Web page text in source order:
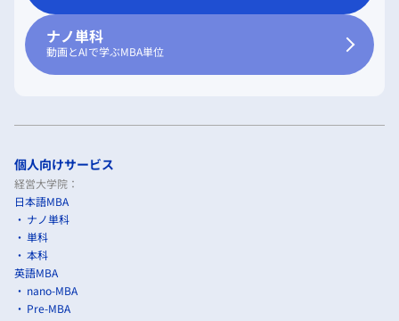
ナノ単科
動画とAIで学ぶMBA単位
個人向けサービス
経営大学院：
日本語MBA
ナノ単科
単科
本科
英語MBA
nano-MBA
Pre-MBA